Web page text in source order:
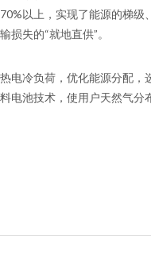
以上，实现了能源的梯级
损失的“就地直供”。
电冷负荷，优化能源分配，
电池技术，使用户天然气分